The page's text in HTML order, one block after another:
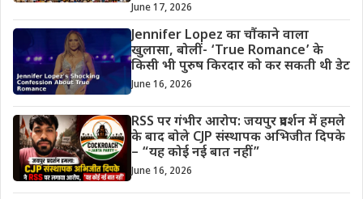
June 17, 2026
Jennifer Lopez का चौंकाने वाला
खुलासा, बोलीं- ‘True Romance’ के
किसी भी पुरुष किरदार को कर सकती थी डेट
June 16, 2026
RSS पर गंभीर आरोप: जयपुर प्रदर्शन में हमले
के बाद बोले CJP संस्थापक अभिजीत दिपके
– “यह कोई नई बात नहीं”
June 16, 2026